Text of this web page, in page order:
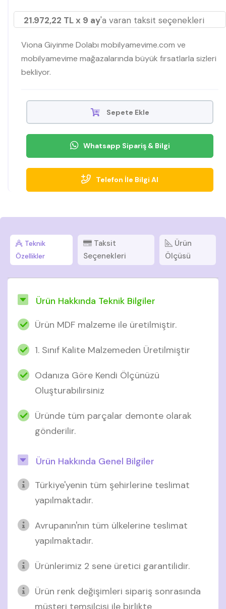
21.972,22 TL x 9 ay'a varan taksit seçenekleri
Viona Giyinme Dolabı mobilyamevime.com ve
mobilyamevime mağazalarında büyük fırsatlarla sizleri
bekliyor.
Sepete Ekle
Whatsapp Sipariş & Bilgi
Telefon İle Bilgi Al
Teknik
Özellikler
Taksit
Seçenekleri
Ürün
Ölçüsü
Ürün Hakkında Teknik Bilgiler
Ürün MDF malzeme ile üretilmiştir.
1. Sınıf Kalite Malzemeden Üretilmiştir
Odanıza Göre Kendi Ölçünüzü
Oluşturabilirsiniz
Üründe tüm parçalar demonte olarak
gönderilir.
Ürün Hakkında Genel Bilgiler
Türkiye'yenin tüm şehirlerine teslimat
yapılmaktadır.
Avrupanın'nın tüm ülkelerine teslimat
yapılmaktadır.
Ürünlerimiz 2 sene üretici garantilidir.
Ürün renk değişimleri sipariş sonrasında
müşteri temsilcisi ile birlikte